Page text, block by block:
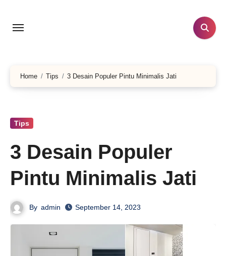
Home Tips 3 Desain Populer Pintu Minimalis Jati
Tips
3 Desain Populer
Pintu Minimalis Jati
By admin September 14, 2023